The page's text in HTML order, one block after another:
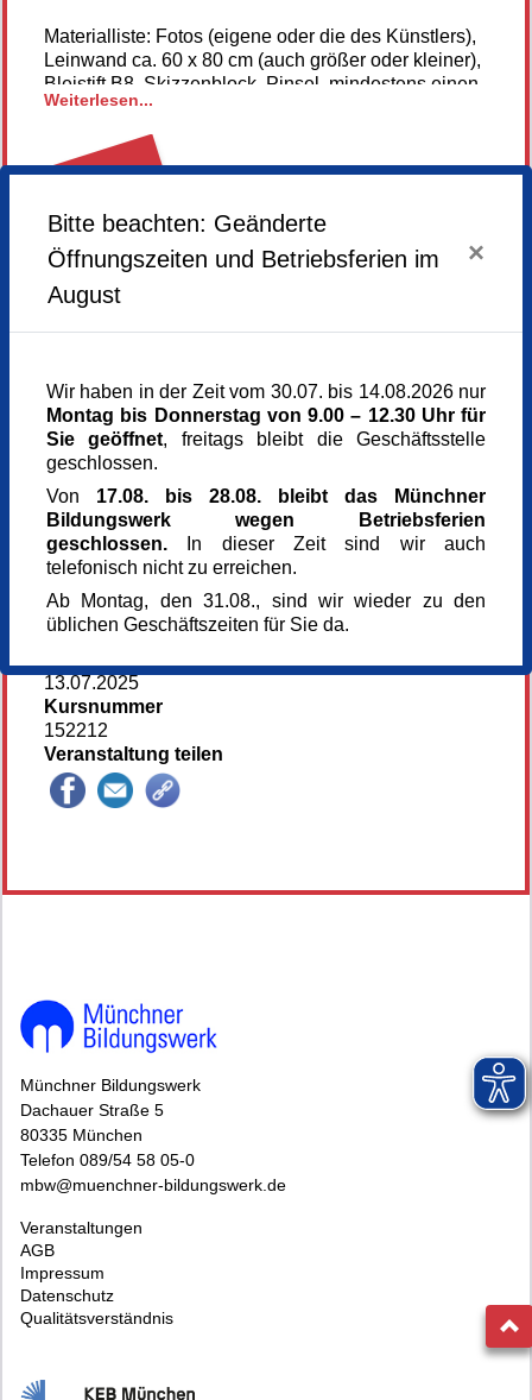
Materialliste: Fotos (eigene oder die des Künstlers),
Leinwand ca. 60 x 80 cm (auch größer oder kleiner),
Bleistift B8, Skizzenblock, Pinsel, mindestens einen
Flächenstreicher ca. 5 cm breit, Palette,
Gummihandschuhe, Acrylfarben (Mindestens gelb,
rot, ultramarinblau, indigo, weiß, umbra natur), gerne
Kreiden oder Zeichenkohle.
Weiterlesen...
Samstag,12.07.2025,
Sonntag,13.07.2025,10.00 - 15.30 Uhr
Malen
Veranstaltungsort
Kunst im Turm
Arnulfstr. 166
80634 München
München
Kursgebühr
154 €
Gerhard Marquard
Künstler
13.07.2025
Kursnummer
152212
Veranstaltung teilen
Münchner Bildungswerk
Dachauer Straße 5
80335 München
Telefon 089/54 58 05-0
mbw@muenchner-bildungswerk.de
Veranstaltungen
AGB
Impressum
Datenschutz
Qualitätsverständnis
Bitte beachten: Geänderte
Öffnungszeiten und Betriebsferien im
August
×
Wir haben in der Zeit vom 30.07. bis 14.08.2026 nur
Montag bis Donnerstag von 9.00 – 12.30 Uhr für
Sie geöffnet, freitags bleibt die Geschäftsstelle
geschlossen.
Von 17.08. bis 28.08. bleibt das Münchner
Bildungswerk wegen Betriebsferien
geschlossen. In dieser Zeit sind wir auch
telefonisch nicht zu erreichen.
Ab Montag, den 31.08., sind wir wieder zu den
üblichen Geschäftszeiten für Sie da.